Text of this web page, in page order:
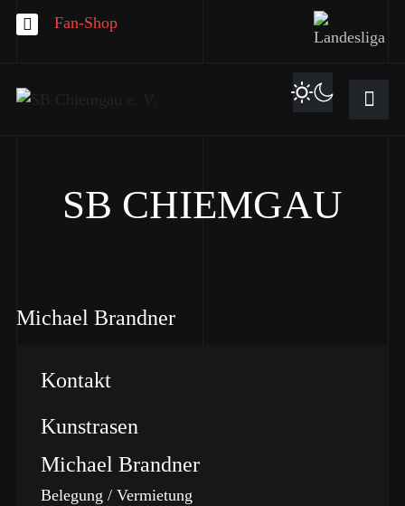
Fan-Shop
SB CHIEMGAU
Michael Brandner
Kontakt
Kunstrasen
Michael Brandner
Belegung / Vermietung